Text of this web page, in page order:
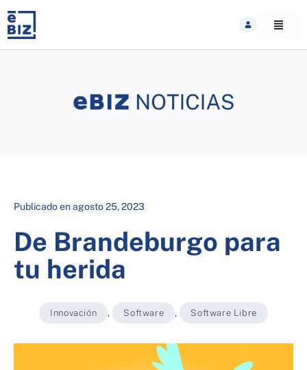
content
Publicado enagosto 25, 2023
De Brandeburgo para
tu herida
Innovación , Software , Software Libre